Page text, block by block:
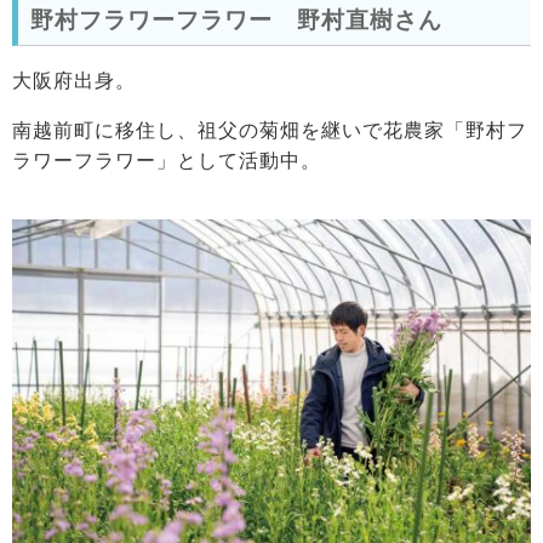
野村フラワーフラワー 野村直樹さん
大阪府出身。
南越前町に移住し、祖父の菊畑を継いで花農家「野村フ
ラワーフラワー」として活動中。